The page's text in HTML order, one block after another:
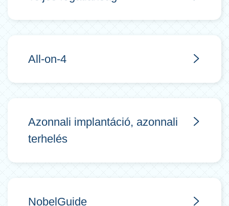
All-on-4
Azonnali implantáció, azonnali
terhelés
NobelGuide